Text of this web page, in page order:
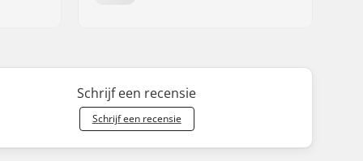
Schrijf een recensie
Schrijf een recensie